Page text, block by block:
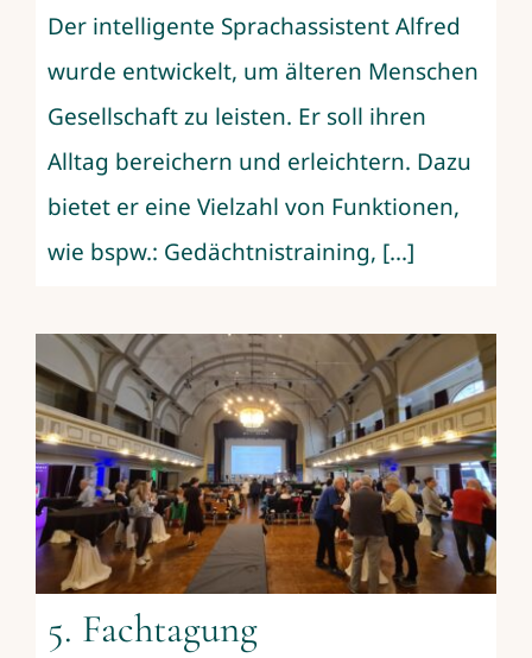
Der intelligente Sprachassistent Alfred
wurde entwickelt, um älteren Menschen
Gesellschaft zu leisten. Er soll ihren
Alltag bereichern und erleichtern. Dazu
bietet er eine Vielzahl von Funktionen,
wie bspw.: Gedächtnistraining, [...]
5. Fachtagung